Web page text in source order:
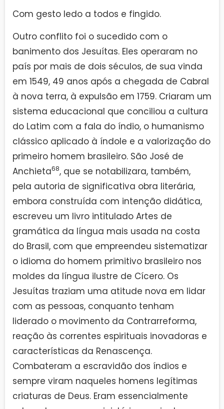
Com gesto ledo a todos e fingido.
Outro conflito foi o sucedido com o
banimento dos Jesuítas. Eles operaram no
país por mais de dois séculos, de sua vinda
em 1549, 49 anos após a chegada de Cabral
à nova terra, à expulsão em 1759. Criaram um
sistema educacional que conciliou a cultura
do Latim com a fala do índio, o humanismo
clássico aplicado à índole e a valorização do
primeiro homem brasileiro. São José de
Anchieta68, que se notabilizara, também,
pela autoria de significativa obra literária,
embora construída com intenção didática,
escreveu um livro intitulado Artes de
gramática da língua mais usada na costa
do Brasil, com que empreendeu sistematizar
o idioma do homem primitivo brasileiro nos
moldes da língua ilustre de Cícero. Os
Jesuítas traziam uma atitude nova em lidar
com as pessoas, conquanto tenham
liderado o movimento da Contrarreforma,
reação às correntes espirituais inovadoras e
características da Renascença.
Combateram a escravidão dos índios e
sempre viram naqueles homens legítimas
criaturas de Deus. Eram essencialmente